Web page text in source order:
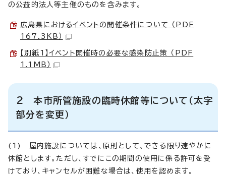
の公益的法人等主催のものを含みます。
広島県におけるイベントの開催条件について （PDF
167.3KB）
【別紙1】イベント開催時の必要な感染防止策 （PDF
1.1MB）
2 本市所管施設の臨時休館等について（太字
部分を変更）
(1) 屋内施設については、原則として、できる限り速やかに
休館とします。ただし、すでにこの期間の使用に係る許可を受
けており、キャンセルが困難な場合は、使用を認めます。